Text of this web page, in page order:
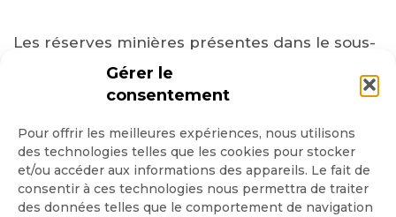
Gérer le
consentement
Pour offrir les meilleures expériences, nous utilisons
des technologies telles que les cookies pour stocker
et/ou accéder aux informations des appareils. Le fait de
consentir à ces technologies nous permettra de traiter
des données telles que le comportement de navigation
Les réserves minières présentes dans le sous-
sol de ces régions pourraient aussi devenir
les transports maritimes pourraient profiter de
la fonte de l’arctique : le passage du Nord-
Ouest reliant l’Atlantique au Pacifique par le